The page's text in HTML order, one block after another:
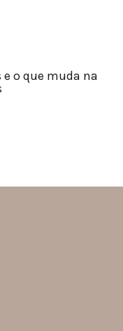
e o que muda na